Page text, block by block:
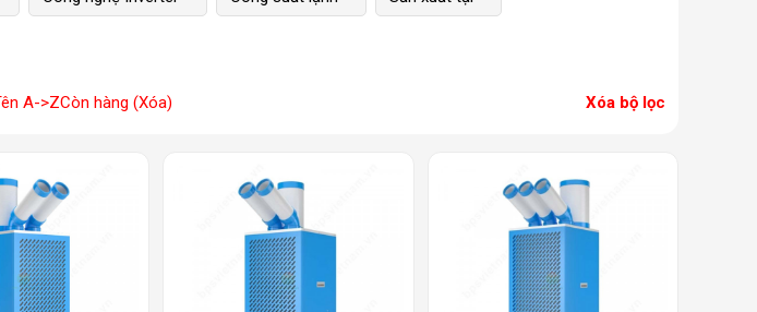
A->ZCòn hàng (Xóa) Xóa bộ lọc